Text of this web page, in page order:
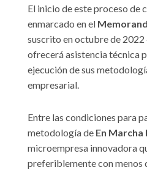
El inicio de este proceso de
enmarcado en el
suscrito en octubre de 2022
ofrecerá asistencia técnica
ejecución de sus
empresarial.
Entre las condiciones para
metodología de En Marcha
microempresa innovadora
preferiblemente con menos